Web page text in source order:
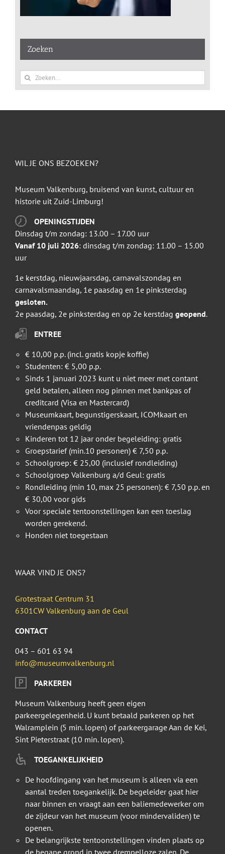
Zoeken
Zoeken
naar:
WIL JE ONS BEZOEKEN?
Museum Valkenburg, bruisend van kunst, cultuur en
historie uit Zuid-Limburg!
OPENINGSTIJDEN
Dinsdag t/m zondag: 13.00 – 17.00 uur
Vanaf 10 juli 2026: dinsdag t/m zondag: 11.00 – 15.00
uur
1e kerstdag, nieuwjaarsdag, carnavalszondag en
carnavalsmaandag, 1e paasdag en 1e pinksterdag
gesloten.
2e paasdag, 2e pinksterdag en op 2e kerstdag geopend.
ENTREE
€ 10,00 p.p. (incl. gratis kopje koffie)
Studenten: € 5,00 p.p.
Sinds 1 januari 2023 kunt u niet meer met contant
geld betalen, alleen nog pinnen met bankpas of
creditcard (Visa en Mastercard)
Museumkaart, begunstigerskaart, ICOMkaart en
vriendenpas geldig
Kinderen tot 12 jaar onder begeleiding: gratis
Groepstarief (min.10 personen) € 7,50 p.p.
Schoolgroep: € 25,00 (inclusief rondleiding)
Schoolgroep Valkenburg a/d Geul: gratis
Rondleiding (min 10, max 25 personen): € 7,50 p.p. en
€ 30,00 voor gids
Voor speciale tentoonstellingen kan een toeslag
worden gerekend.
Honden niet toegestaan
WAAR VIND JE ONS?
Grotestraat Centrum 31
6301CW Valkenburg aan de Geul
CONTACT
043 – 601 63 94
info@museumvalkenburg.nl
PARKEREN
Museum Valkenburg heeft geen eigen
parkeergelegenheid. U kunt betaald parkeren op het
Walramplein (5 min. lopen) of parkeergarage Aan de Kei,
Sint Pieterstraat (10 min. lopen).
TOEGANKELIJKHEID
De hoofdingang van het museum is alleen via een
aantal treden toegankelijk. De begeleider gaat hier
naar binnen en vraagt aan een baliemedewerker om
de zijdeur van het museum (voor mindervaliden) te
openen.
De belangrijkste tentoonstellingen vinden plaats op